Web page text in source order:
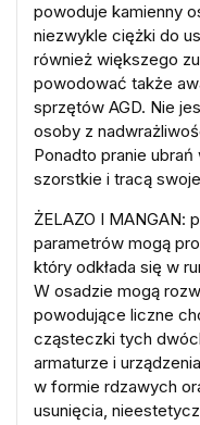
powoduje kamienny
niezwykle ciężki do
również większego
powodować także
sprzętów AGD. Nie
osoby z
Ponadto pranie
szorstkie i tracą
ŻELAZO I MANGAN:
parametrów mogą
który odkłada się w
W osadzie mogą
powodujące liczne
cząsteczki tych
armaturze i
w formie rdzawych
usunięcia,